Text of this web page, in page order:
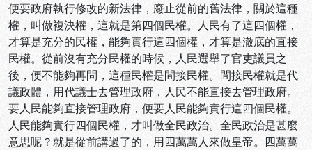
便要政府執行修改的新法律，廢止從前的舊法律，關於這種
權，叫做複決權，這就是第四個民權。人民有了這四個權，
才算是充分的民權，能夠實行這四個權，才算是澈底的直接
民權。從前沒有充分民權的時候，人民選舉了官吏議員之
後，便不能夠再問，這種民權是間接民權。間接民權就是代
議政體，用代議士去管理政府，人民不能直接去管理政府。
要人民能夠直接管理政府，便要人民能夠實行這四個民權。
人民能夠實行四個民權，才叫做全民政治。全民政治是甚麼
意思呢？就是從前講過了的，用四萬萬人來做皇帝。四萬萬